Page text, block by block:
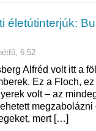
életútinterjúk:
6:52
Alfréd volt itt a
Ez a Floch,
volt – az
mert […]